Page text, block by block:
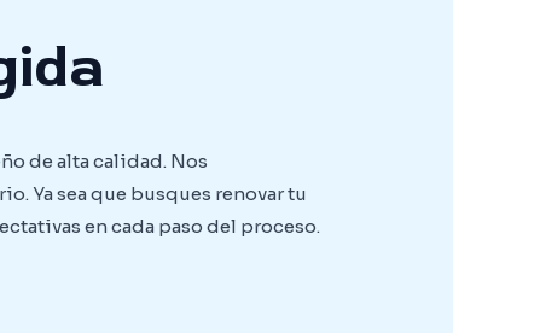
de alta calidad. Nos
Ya sea que busques renovar tu
en cada paso del proceso.